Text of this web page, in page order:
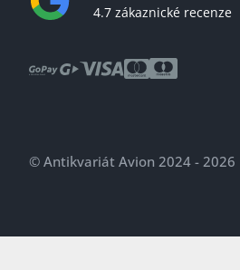
4.7 zákaznické recenze
© Antikvariát Avion 2024 - 2026